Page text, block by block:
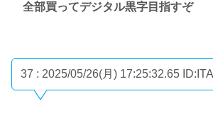
全部買ってデジタル黒字目指すぞ
37 : 2025/05/26(月) 17:25:32.65